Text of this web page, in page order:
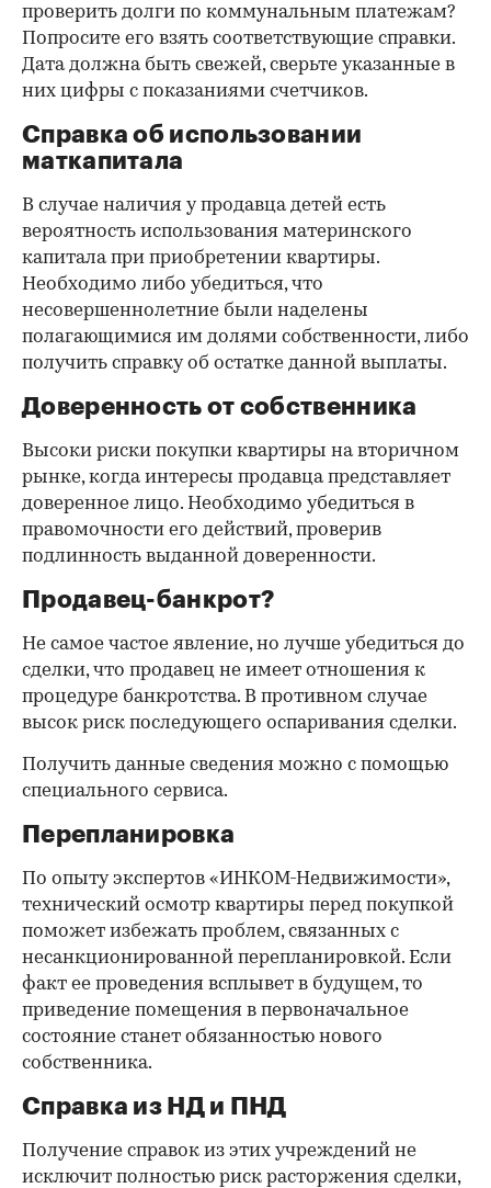
проверить долги по коммунальным платежам?
Попросите его взять соответствующие справки.
Дата должна быть свежей, сверьте указанные в
них цифры с показаниями счетчиков.
Справка об использовании
маткапитала
В случае наличия у продавца детей есть
вероятность использования материнского
капитала при приобретении квартиры.
Необходимо либо убедиться, что
несовершеннолетние были наделены
полагающимися им долями собственности, либо
получить справку об остатке данной выплаты.
Доверенность от собственника
Высоки риски покупки квартиры на вторичном
рынке, когда интересы продавца представляет
доверенное лицо. Необходимо убедиться в
правомочности его действий, проверив
подлинность выданной доверенности.
Продавец-банкрот?
Не самое частое явление, но лучше убедиться до
сделки, что продавец не имеет отношения к
процедуре банкротства. В противном случае
высок риск последующего оспаривания сделки.
Получить данные сведения можно с помощью
специального сервиса.
Перепланировка
По опыту экспертов «ИНКОМ-Недвижимости»,
технический осмотр квартиры перед покупкой
поможет избежать проблем, связанных с
несанкционированной перепланировкой. Если
факт ее проведения всплывет в будущем, то
приведение помещения в первоначальное
состояние станет обязанностью нового
собственника.
Справка из НД и ПНД
Получение справок из этих учреждений не
исключит полностью риск расторжения сделки,